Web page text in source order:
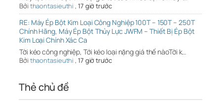
Bởi thaontasieuthi , 17 giờ trước
RE: Máy Ép Bột Kim Loại Công Nghiệp 100T – 150T – 250T
Chính Hãng, Máy Ép Bột Thủy Lực JWFM – Thiết Bị Ép Bột
Kim Loại Chính Xác Ca
Tời kéo công nghiệp, Tới kéo loại nặng giá thế nàoTời k…
Bởi thaontasieuthi , 17 giờ trước
Thẻ chủ đề